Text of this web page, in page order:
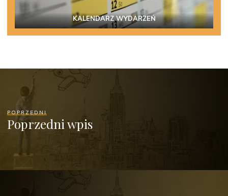
KALENDARZ WYDARZEŃ
POPRZEDNI
Poprzedni wpis